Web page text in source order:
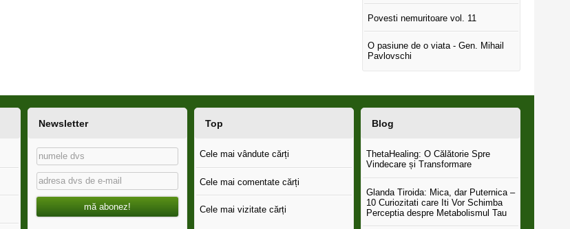
Povesti nemuritoare vol. 11
O pasiune de o viata - Gen. Mihail
Pavlovschi
Newsletter
mă abonez!
Top
Cele mai vândute cărți
Cele mai comentate cărți
Cele mai vizitate cărți
Blog
ThetaHealing: O Călătorie Spre
Vindecare și Transformare
Glanda Tiroida: Mica, dar Puternica –
10 Curiozitati care Iti Vor Schimba
Perceptia despre Metabolismul Tau